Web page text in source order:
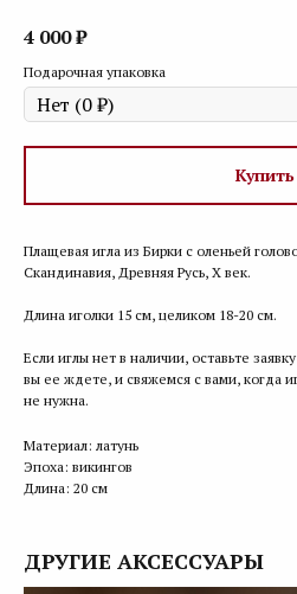
4 000₽
Подарочная упаковка
Купить
Плащевая игла из Бирки с оленьей
Скандинавия, Древняя Русь, X век.
Длина иголки 15 см, целиком 18-20 см.
Если иглы нет в наличии, оставьте
вы ее ждете, и свяжемся с вами, когда
не нужна.
Материал: латунь
Эпоха: викингов
Длина: 20 см
ДРУГИЕ АКСЕССУАРЫ